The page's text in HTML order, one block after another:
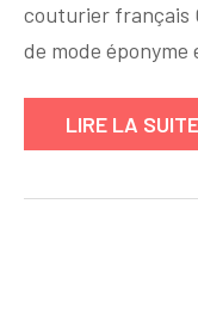
couturier français
de mode
LIRE LA SUITE